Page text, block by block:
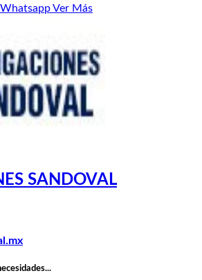
WhatsappVer Más
SANDOVAL